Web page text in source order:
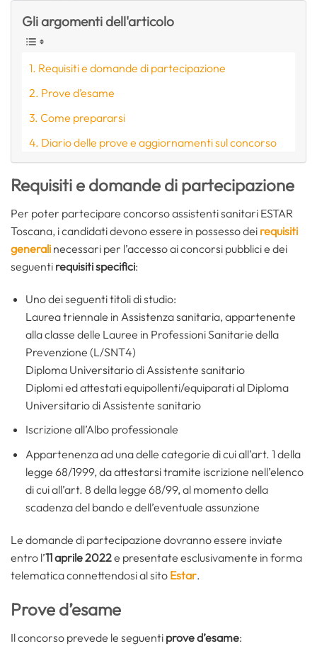
Gli argomenti dell'articolo
Requisiti e domande di partecipazione
Prove d’esame
Come prepararsi
Diario delle prove e aggiornamenti sul concorso
Requisiti e domande di partecipazione
Per poter partecipare concorso assistenti sanitari ESTAR
Toscana, i candidati devono essere in possesso dei requisiti
generali necessari per l’accesso ai concorsi pubblici e dei
seguenti requisiti specifici:
Uno dei seguenti titoli di studio:
Laurea triennale in Assistenza sanitaria, appartenente
alla classe delle Lauree in Professioni Sanitarie della
Prevenzione (L/SNT4)
Diploma Universitario di Assistente sanitario
Diplomi ed attestati equipollenti/equiparati al Diploma
Universitario di Assistente sanitario
Iscrizione all’Albo professionale
Appartenenza ad una delle categorie di cui all’art. 1 della
legge 68/1999, da attestarsi tramite iscrizione nell’elenco
di cui all’art. 8 della legge 68/99, al momento della
scadenza del bando e dell’eventuale assunzione
Le domande di partecipazione dovranno essere inviate
entro l’11 aprile 2022e presentate esclusivamente in forma
telematica connettendosi al sito Estar.
Prove d’esame
Il concorso prevede le seguenti prove d’esame: